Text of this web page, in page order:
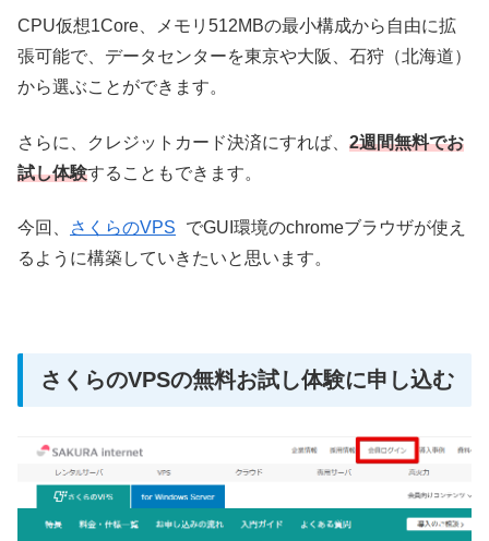
CPU仮想1Core、メモリ512MBの最小構成から自由に拡
張可能で、データセンターを東京や大阪、石狩（北海道）
から選ぶことができます。
さらに、クレジットカード決済にすれば、 2週間無料でお
試し体験することもできます。
今回、 さくらのVPS
でGUI環境のchromeブラウザが使え
るように構築していきたいと思います。
さくらのVPSの無料お試し体験に申し込む